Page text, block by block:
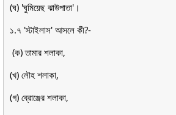
(ঘ) 'ঘুমিয়েছ ঝাউপাতা'।
১.৭ 'স্টাইলাস' আসলে কী?-
(ক) তামার শলাকা,
(খ) লৌহ শলাকা,
(গ) ব্রোঞ্জের শলাকা,